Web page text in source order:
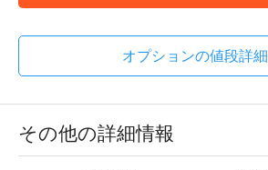
オプションの値段詳細
その他の詳細情報